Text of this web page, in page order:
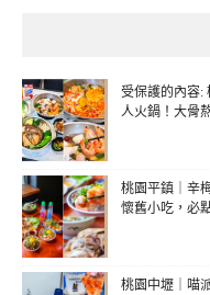
受保護的內容:
人火鍋！大骨
桃園平鎮｜辛
懷舊小吃，必
桃園中壢｜喵